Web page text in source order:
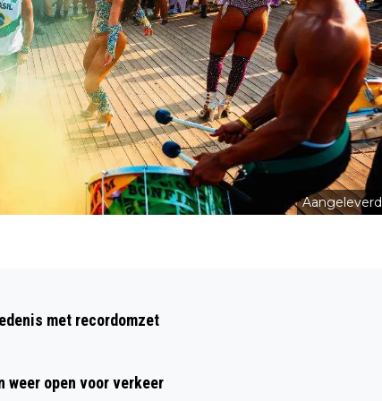
Aangeleverd
STAALFABRIEK' OPNIEUW INLEVEREN
met recordomzet
weer open voor verkeer